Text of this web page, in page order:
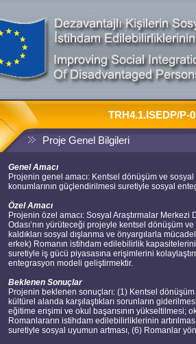
TRH4.1.ISEDP/P-
Proje Genel Bilgileri
Genel Amacı
Projenin genel amacı: Kentsel dönüşüm ve
konumlarının güçlendirilmesi suretiyle sosyal
Özel Amacı
Projenin özel amacı: Sosyal Araştırmalar
Odası’nın yürüteceği projeyle kentsel dönüşüm
kaldıkları sosyal dışlanma ve önyargılarla
erkek) Romanın istihdam edilebilirlik
suretiyle iş gücü piyasasına erişimlerini
entegrasyon modeli geliştirmektir.
Beklenen Sonuçlar
Projenin beklenen sonuçları: (1) Kentsel
kültürel alanda karşılaştıkları sorunların
eğitime erişimi ve okul başarısının
Romanlararın istihdam edilebilirliklerinin
suretiyle sosyal uyumun artması, (6) Romanlar